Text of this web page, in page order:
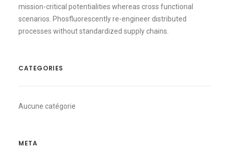
mission-critical potentialities whereas cross functional
scenarios. Phosfluorescently re-engineer distributed
processes without standardized supply chains.
CATEGORIES
Aucune catégorie
META